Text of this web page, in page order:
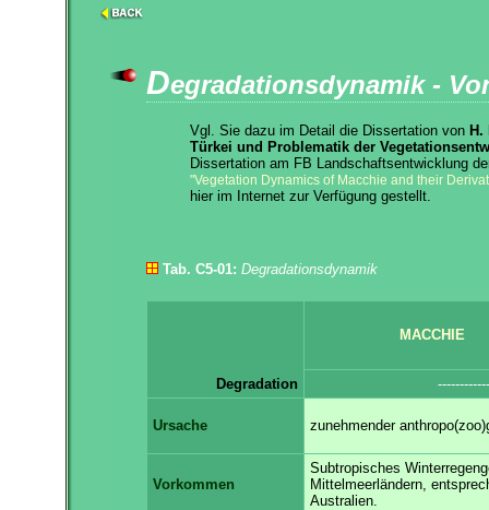
Degradationsdynamik -
Vgl. Sie dazu im Detail die Dissertation von H.
Türkei und Problematik der
Dissertation am FB Landschaftsentwicklung
"Vegetation Dynamics of Macchie and their
hier im Internet zur Verfügung gestellt.
Tab. C5-01: Degradationsdynamik
Degradation
MACCHIE
Ursache zunehmender
Vorkommen
Subtropisches
Mittelmeerländern,
Australien.